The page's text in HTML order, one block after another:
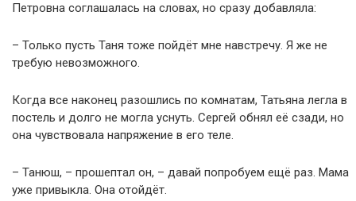
Петровна соглашалась на словах, но сразу добавляла:
– Только пусть Таня тоже пойдёт мне навстречу. Я же не
требую невозможного.
Когда все наконец разошлись по комнатам, Татьяна легла в
постель и долго не могла уснуть. Сергей обнял её сзади, но
она чувствовала напряжение в его теле.
– Танюш, – прошептал он, – давай попробуем ещё раз. Мама
уже привыкла. Она отойдёт.